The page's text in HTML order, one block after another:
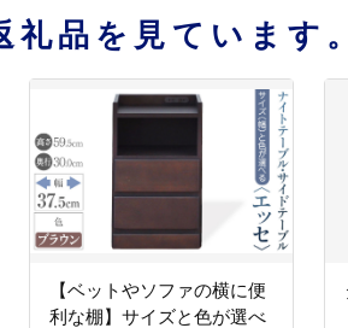
品を見ています。
【ベットやソファの横に便
利な棚】サイズと色が選べ